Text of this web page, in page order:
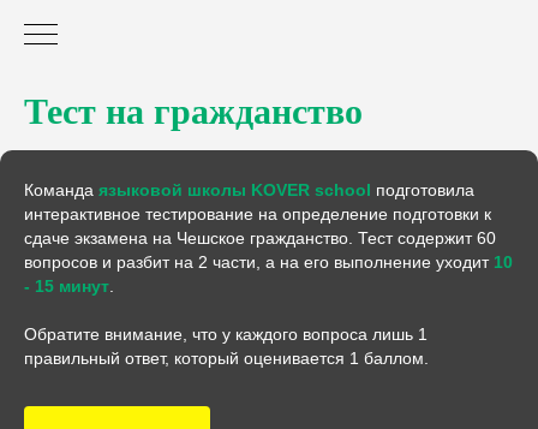
Тест на гражданство
Команда языковой школы KOVER school подготовила
интерактивное тестирование на определение подготовки к
сдаче экзамена на Чешское гражданство. Тест содержит 60
вопросов и разбит на 2 части, а на его выполнение уходит 10
- 15 минут
Обратите внимание, что у каждого вопроса лишь 1
правильный ответ, который оценивается 1 баллом.